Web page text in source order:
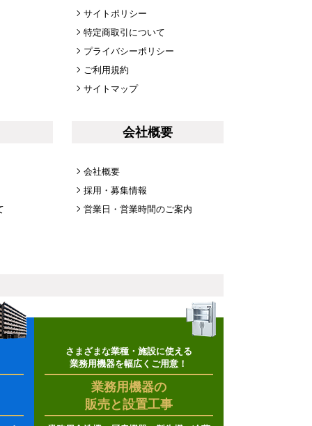
サイトポリシー
特定商取引について
プライバシーポリシー
ご利用規約
サイトマップ
会社概要
会社概要
採用・募集情報
営業日・営業時間のご案内
さまざまな業種・施設に使える
業務用機器を幅広くご用意！
業務用機器の
販売と設置工事